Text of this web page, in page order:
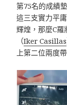
第75名的成績
這三支實力平
輝煌，那麼C
（Iker Casillas
上第二位兩度